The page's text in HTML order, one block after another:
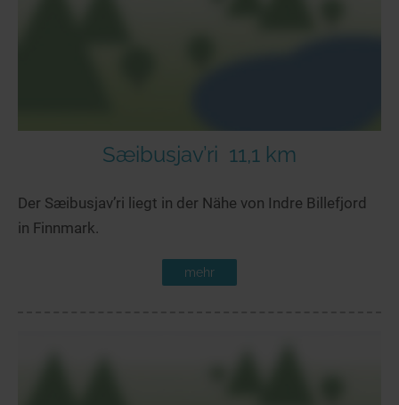
Sæibusjav’ri 11,1 km
Der Sæibusjav’ri liegt in der Nähe von Indre Billefjord
in Finnmark.
mehr